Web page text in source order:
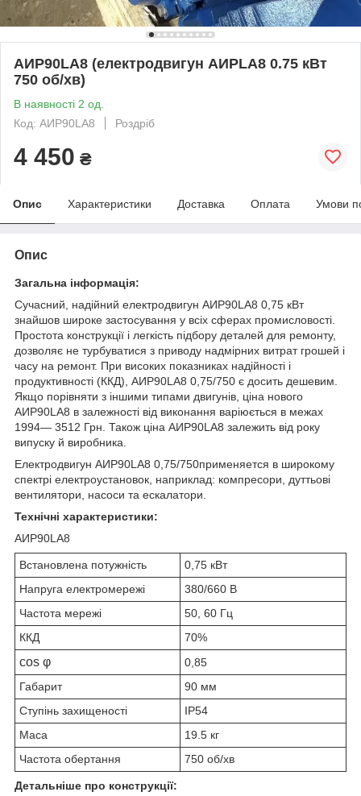
АИР90LA8 (електродвигун АИРLA8 0.75 кВт
750 об/хв)
В наявності 2 од.
Код: АИР90LA8
Роздріб
4 450 ₴
Опис Характеристики Доставка Оплата Умови
Опис
Загальна інформація:
Сучасний, надійний електродвигун АИР90LA8 0,75 кВт
знайшов широке застосування у всіх сферах промисловості.
Простота конструкції і легкість підбору деталей для ремонту,
дозволяє не турбуватися з приводу надмірних витрат грошей і
часу на ремонт. При високих показниках надійності і
продуктивності (ККД), АИР90LA8 0,75/750 є досить дешевим.
Якщо порівняти з іншими типами двигунів, ціна нового
АИР90LA8 в залежності від виконання варіюється в межах
1994― 3512 Грн. Також ціна АИР90LA8 залежить від року
випуску й виробника.
Електродвигун АИР90LA8 0,75/750применяется в широкому
спектрі електроустановок, наприклад: компресори, дуттьові
вентилятори, насоси та ескалатори.
Технічні характеристики:
АИР90LA8
Встановлена потужність
0,75 кВт
Напруга електромережі
380/660 В
Частота мережі
50, 60 Гц
ККД
70%
cos φ
0,85
Габарит
90 мм
Ступінь захищеності
IP54
Маса
19.5 кг
Частота обертання
750 об/хв
Детальніше про конструкції: